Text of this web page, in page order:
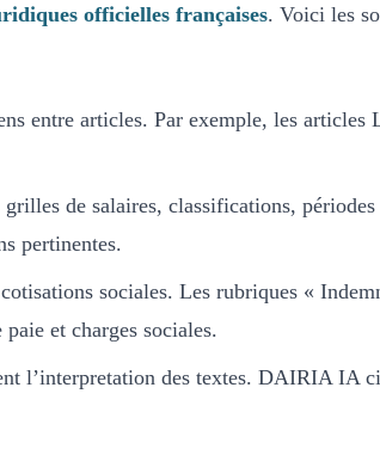
officielles françaises. Voici les
entre articles. Par exemple, les articles
de salaires, classifications, périodes
pertinentes.
sociales. Les rubriques «
et charges sociales.
l’interpretation des textes. DAIRIA IA